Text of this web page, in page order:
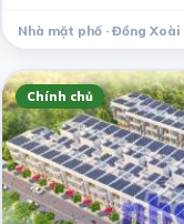
Nhà mặt phố · Đồng Xoài
Chính chủ